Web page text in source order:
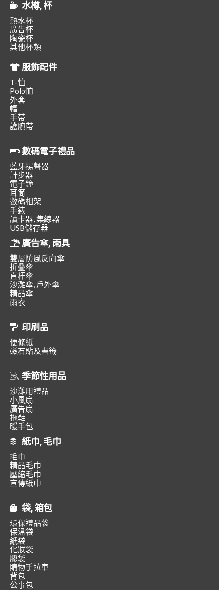
水樽, 杯
熱水杯
廣告杯
陶瓷杯
其他杯類
服飾配件
T-恤
Polo恤
外套
帽
手帶
護腕帶
數碼電子禮品
藍牙揚聲器
計步器
電子鐘
耳筒
數碼相架
手錶
讀卡器, 集線器
USB儲存器
廣告傘, 雨具
雙層防風反向傘
折叠傘
直杆傘
沙灘傘, 戶外傘
精品傘
雨衣
印刷品
便條紙
磁石貼及書籤
季節性用品
沙灘用禮品
小風扇
廣告扇
拖鞋
暖手包
紙巾, 毛巾
毛巾
精品毛巾
壓縮毛巾
宣傳紙巾
袋, 箱包
環保禮品袋
保溫袋
紙袋
化妝袋
膠袋
購物手拉車
背包
公事包